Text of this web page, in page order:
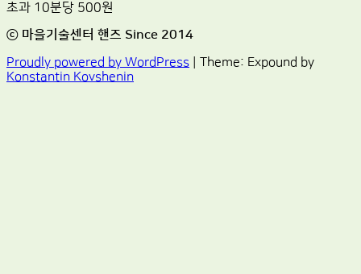
초과 10분당 500원
ⓒ 마을기술센터 핸즈 Since 2014
Proudly powered by WordPress
Theme: Expound by
Konstantin Kovshenin